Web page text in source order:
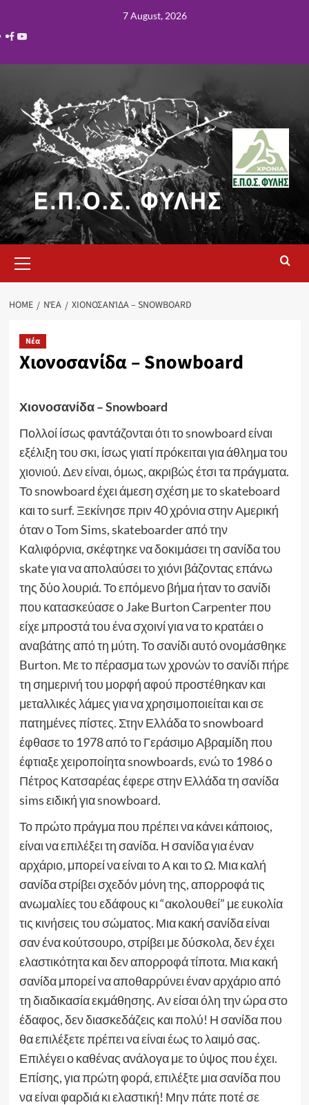
7 August, 2026
HOME ΝΈΑ ΧΙΟΝΟΣΑΝΊΔΑ – SNOWBOARD
Νέα
Χιονοσανίδα – Snowboard
Χιονοσανίδα – Snowboard
Πολλοί ίσως φαντάζονται ότι το snowboard είναι
εξέλιξη του σκι, ίσως γιατί πρόκειται για άθλημα του
χιονιού. Δεν είναι, όμως, ακριβώς έτσι τα πράγματα.
Το snowboard έχει άμεση σχέση με το skateboard
και το surf. Ξεκίνησε πριν 40 χρόνια στην Αμερική
όταν ο Tom Sims, skateboarder από την
Καλιφόρνια, σκέφτηκε να δοκιμάσει τη σανίδα του
skate για να απολαύσει το χιόνι βάζοντας επάνω
της δύο λουριά. Το επόμενο βήμα ήταν το σανίδι
που κατασκεύασε ο Jake Burton Carpenter που
είχε μπροστά του ένα σχοινί για να το κρατάει ο
αναβάτης από τη μύτη. Το σανίδι αυτό ονομάσθηκε
Burton. Με το πέρασμα των χρονών το σανίδι πήρε
τη σημερινή του μορφή αφού προστέθηκαν και
μεταλλικές λάμες για να χρησιμοποιείται και σε
πατημένες πίστες. Στην Ελλάδα το snowboard
έφθασε το 1978 από το Γεράσιμο Αβραμίδη που
έφτιαξε χειροποίητα snowboards, ενώ το 1986 ο
Πέτρος Κατσαρέας έφερε στην Ελλάδα τη σανίδα
sims ειδική για snowboard.
Το πρώτο πράγμα που πρέπει να κάνει κάποιος,
είναι να επιλέξει τη σανίδα. Η σανίδα για έναν
αρχάριο, μπορεί να είναι το Α και το Ω. Μια καλή
σανίδα στρίβει σχεδόν μόνη της, απορροφά τις
ανωμαλίες του εδάφους κι “ακολουθεί” με ευκολία
τις κινήσεις του σώματος. Μια κακή σανίδα είναι
σαν ένα κούτσουρο, στρίβει με δύσκολα, δεν έχει
ελαστικότητα και δεν απορροφά τίποτα. Μια κακή
σανίδα μπορεί να αποθαρρύνει έναν αρχάριο από
τη διαδικασία εκμάθησης. Αν είσαι όλη την ώρα στο
έδαφος, δεν διασκεδάζεις και πολύ! Η σανίδα που
θα επιλέξετε πρέπει να είναι έως το λαιμό σας.
Επιλέγει ο καθένας ανάλογα με το ύψος που έχει.
Επίσης, για πρώτη φορά, επιλέξτε μια σανίδα που
να είναι φαρδιά κι ελαστική! Μην πάτε ποτέ σε